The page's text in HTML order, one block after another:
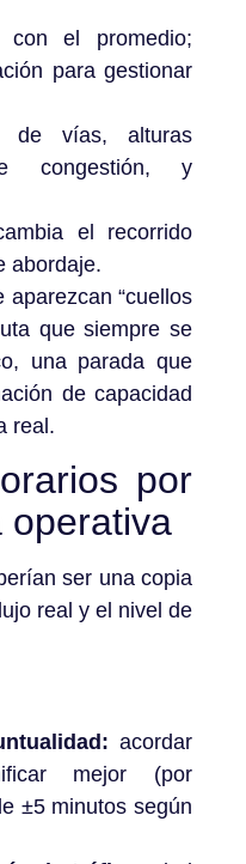
el promedio;
para gestionar
de vías, alturas
congestión, y
el recorrido
abordaje.
“cuellos
que siempre se
una parada que
de capacidad
real.
por
operativa
ser una copia
real y el nivel de
acordar
mejor (por
±5 minutos según